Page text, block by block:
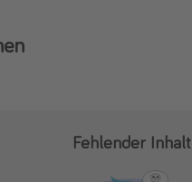
Fehlender Inhalt